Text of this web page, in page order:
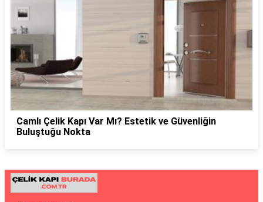
Camlı Çelik Kapı Var Mı? Estetik ve Güvenliğin
Buluştuğu Nokta